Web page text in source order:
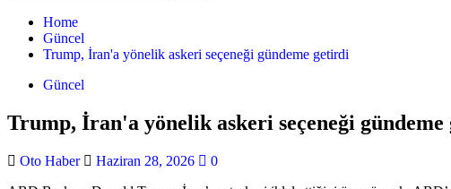
Home
Güncel
Trump, İran'a yönelik askeri seçeneği gündeme getirdi
Güncel
Trump, İran'a yönelik askeri seçeneği
Oto Haber Haziran 28, 2026
0